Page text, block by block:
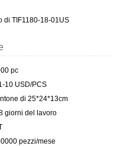
di TIF1180-18-01US
pc
10 USD/PCS
di 25*24*13cm
giorni del lavoro
pezzi/mese